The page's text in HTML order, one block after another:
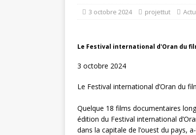
3 octobre 2024 projettut
Le Festival international d'Oran du
3 octobre 2024
Le Festival international d’Oran du
Quelque 18 films documentaires
édition du Festival international
dans la capitale de l’ouest du pays,